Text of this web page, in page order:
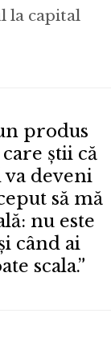
la capital
produs
știi că
deveni
să mă
nu este
când ai
scala.”